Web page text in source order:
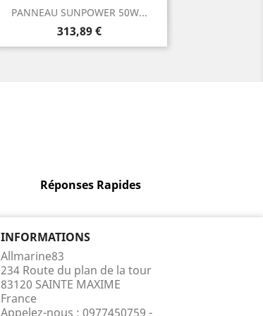
PANNEAU SUNPOWER 50W...
Prix
313,89 €
Aperçu rapide
Réponses Rapides
INFORMATIONS
Allmarine83
234 Route du plan de la tour
83120 SAINTE MAXIME
France
Appelez-nous : 0977450759 -